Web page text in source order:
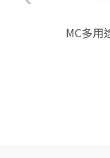
MC多用